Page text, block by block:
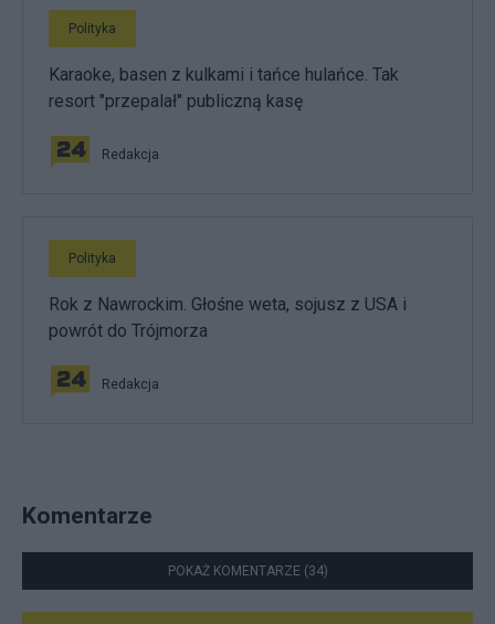
Polityka
Karaoke, basen z kulkami i tańce hulańce. Tak
resort "przepalał" publiczną kasę
Redakcja
Polityka
Rok z Nawrockim. Głośne weta, sojusz z USA i
powrót do Trójmorza
Redakcja
Komentarze
POKAŻ KOMENTARZE (34)